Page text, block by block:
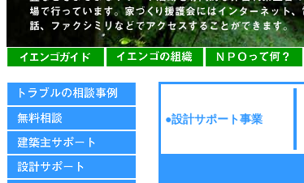
●設計サポート事業